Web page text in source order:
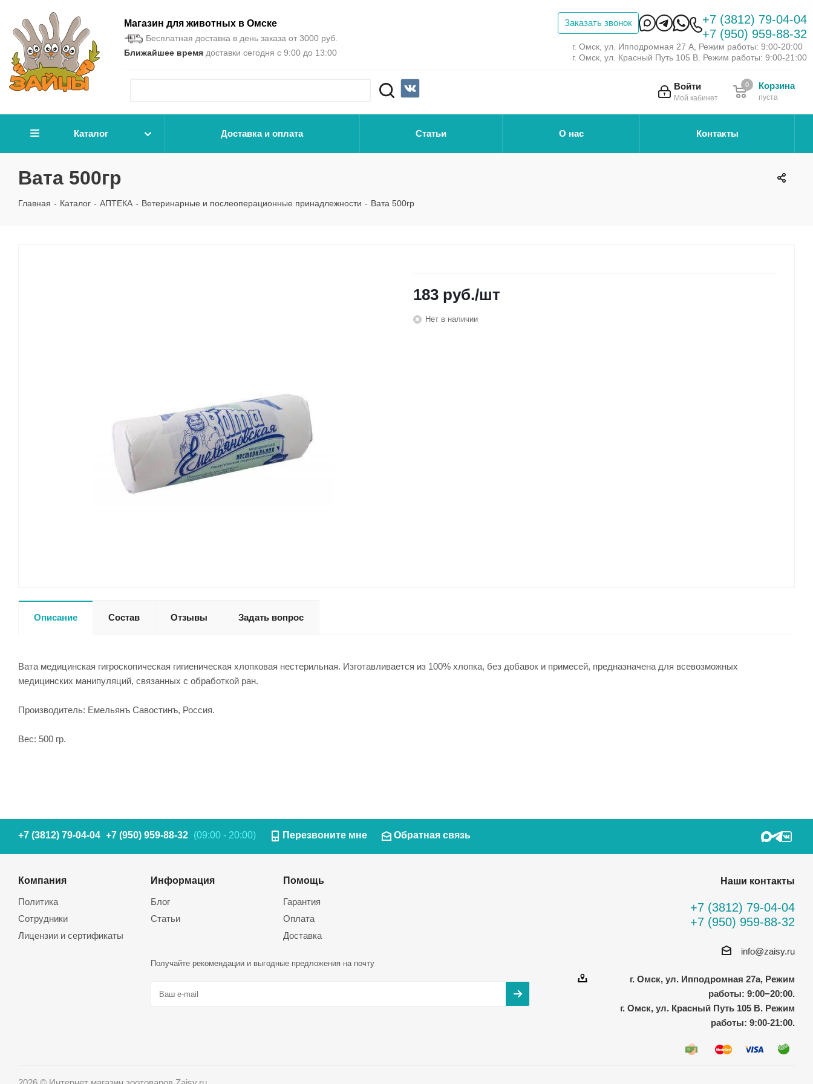
Магазин для животных в Омске
Бесплатная доставка в день заказа от 3000 руб.
Ближайшее время доставки сегодня с 9:00 до 13:00
Заказать звонок
+7 (3812) 79-04-04
+7 (950) 959-88-32
г. Омск, ул. Ипподромная 27 А, Режим работы: 9:00-20:00
г. Омск, ул. Красный Путь 105 В. Режим работы: 9:00-21:00
Войти
Мой кабинет
Корзина
пуста
0
Каталог Доставка и оплата Статьи О нас Контакты
Вата 500гр
Главная - Каталог - АПТЕКА - Ветеринарные и послеоперационные принадлежности - Вата 500гр
183 руб./шт
Нет в наличии
Описание Состав Отзывы Задать вопрос
Вата медицинская гигроскопическая гигиеническая хлопковая нестерильная. Изготавливается из 100% хлопка, без добавок и примесей, предназначена для всевозможных
медицинских манипуляций, связанных с обработкой ран.
Производитель: Емельянъ Савостинъ, Россия.
Вес: 500 гр.
+7 (3812) 79-04-04 +7 (950) 959-88-32 (09:00 - 20:00) Перезвоните мне Обратная связь
Компания
Политика
Сотрудники
Лицензии и сертификаты
Информация
Блог
Статьи
Помощь
Гарантия
Оплата
Доставка
Получайте рекомендации и выгодные предложения на почту
Наши контакты
+7 (3812) 79-04-04
+7 (950) 959-88-32
info@zaisy.ru
г. Омск, ул. Ипподромная 27а, Режим
работы: 9:00−20:00.
г. Омск, ул. Красный Путь 105 В. Режим
работы: 9:00-21:00.